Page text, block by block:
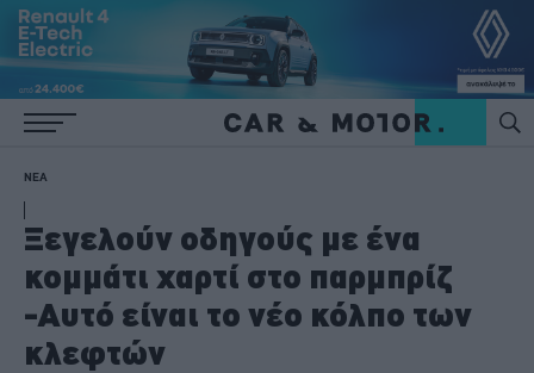
ΝΕΑ
Ξεγελούν οδηγούς με ένα
κομμάτι χαρτί στο παρμπρίζ
-Αυτό είναι το νέο κόλπο των
κλεφτών